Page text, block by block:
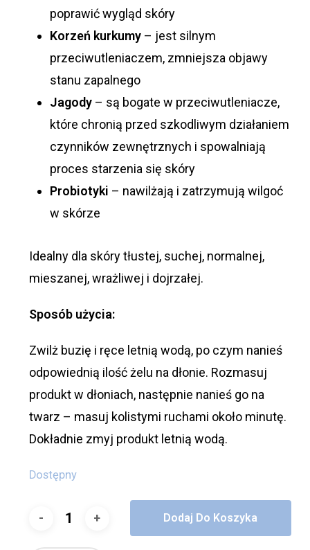
poprawić wygląd skóry
Korzeń kurkumy– jest silnym
przeciwutleniaczem, zmniejsza objawy
stanu zapalnego
Jagody– są bogate w przeciwutleniacze,
które chronią przed szkodliwym działaniem
czynników zewnętrznych i spowalniają
proces starzenia się skóry
Probiotyki – nawilżają i zatrzymują wilgoć
w skórze
Idealny dla skóry tłustej, suchej, normalnej,
mieszanej, wrażliwej i dojrzałej.
Sposób użycia:
Zwilż buzię i ręce letnią wodą, po czym nanieś
odpowiednią ilość żelu na dłonie. Rozmasuj
produkt w dłoniach, następnie nanieś go na
twarz – masuj kolistymi ruchami około minutę.
Dokładnie zmyj produkt letnią wodą.
Dostępny
Dodaj Do Koszyka